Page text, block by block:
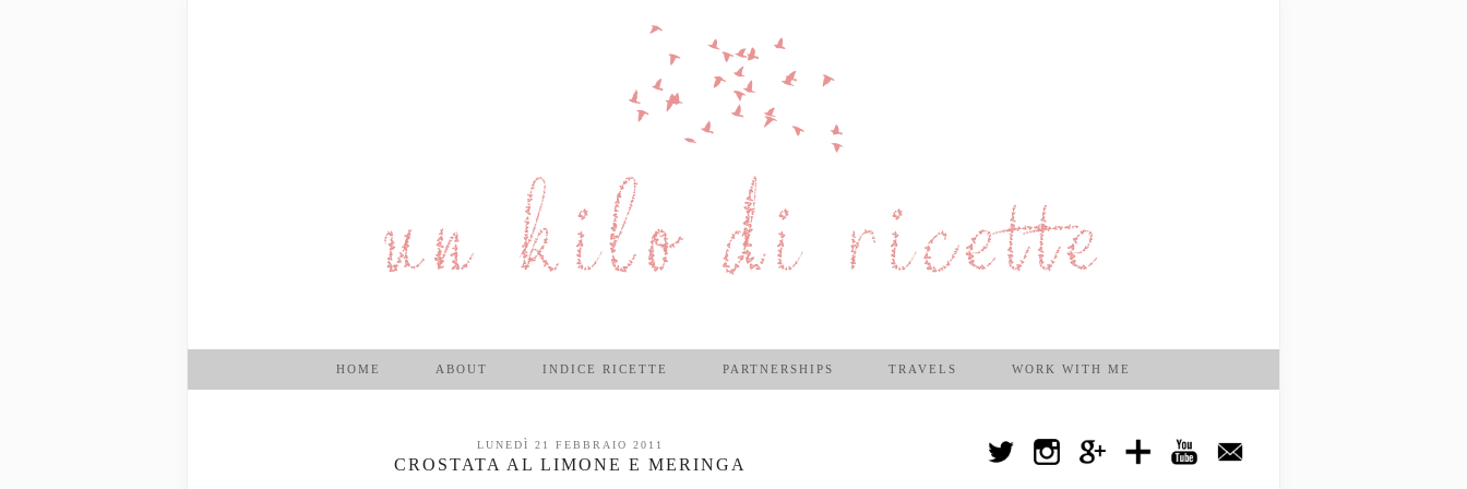
HOME ABOUT INDICE RICETTE PARTNERSHIPS TRAVELS WORK WITH ME
LUNEDÌ 21 FEBBRAIO 2011
CROSTATA AL LIMONE E MERINGA